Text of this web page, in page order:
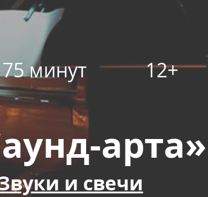
75 минут 12+
арта»
и свечи